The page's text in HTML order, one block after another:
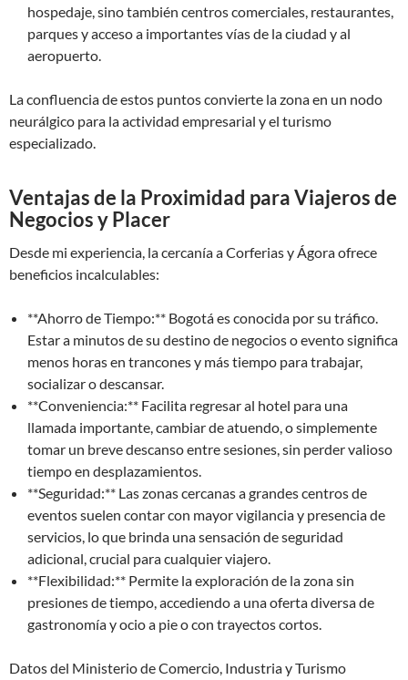
hospedaje, sino también centros comerciales, restaurantes,
parques y acceso a importantes vías de la ciudad y al
aeropuerto.
La confluencia de estos puntos convierte la zona en un nodo
neurálgico para la actividad empresarial y el turismo
especializado.
Ventajas de la Proximidad para Viajeros de
Negocios y Placer
Desde mi experiencia, la cercanía a Corferias y Ágora ofrece
beneficios incalculables:
**Ahorro de Tiempo:** Bogotá es conocida por su tráfico.
Estar a minutos de su destino de negocios o evento significa
menos horas en trancones y más tiempo para trabajar,
socializar o descansar.
**Conveniencia:** Facilita regresar al hotel para una
llamada importante, cambiar de atuendo, o simplemente
tomar un breve descanso entre sesiones, sin perder valioso
tiempo en desplazamientos.
**Seguridad:** Las zonas cercanas a grandes centros de
eventos suelen contar con mayor vigilancia y presencia de
servicios, lo que brinda una sensación de seguridad
adicional, crucial para cualquier viajero.
**Flexibilidad:** Permite la exploración de la zona sin
presiones de tiempo, accediendo a una oferta diversa de
gastronomía y ocio a pie o con trayectos cortos.
Datos del Ministerio de Comercio, Industria y Turismo